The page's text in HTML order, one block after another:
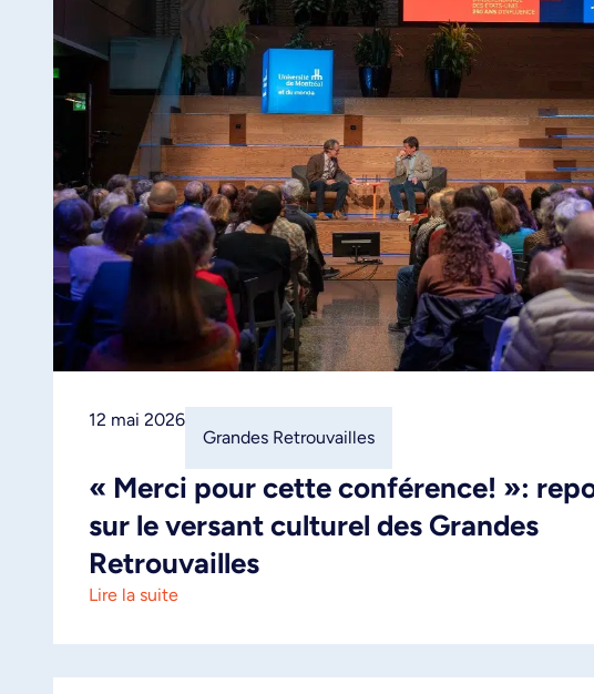
12 mai 2026
Grandes Retrouvailles
« Merci pour cette conférence! »:
sur le versant culturel des Grandes
Retrouvailles
Lire la suite